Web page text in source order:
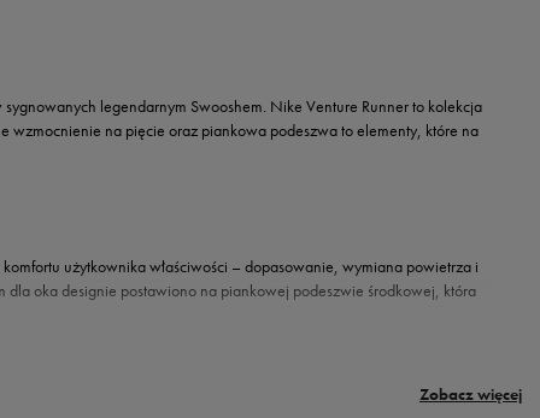
Zobacz więcej
legendarnym Swooshem. Nike Venture Runner to kolekcja
wzmocnienie na pięcie oraz piankowa podeszwa to elementy, które na
użytkownika właściwości – dopasowanie, wymiana powietrza i
dla oka designie postawiono na piankowej podeszwie środkowej, która
już teraz asortyment sklepu internetowego 50style.pl i znajdź model, który